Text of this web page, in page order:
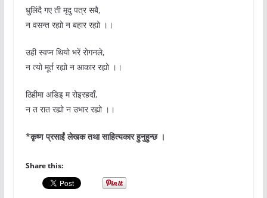
धुलिंदै गए ती मृदु पत्र सबै,
न वसन्त रह्यो न बहार रह्यो ।।
उही स्वप्न थियो भरें रोगनले,
न त्यो मूर्त रह्यो न आकार रह्यो ।।
ठिहीमा अडिइ म रोइरहदाँ,
न त रात रह्यो न उभार रह्यो ।।
*कृष्ण प्रसाईं लेखक तथा साहित्यकार हुनुहुन्छ ।
Share this: